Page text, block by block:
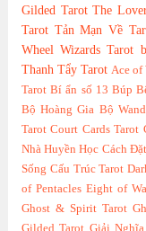
Gilded Tarot The
Tarot Tản Mạn Về
Wheel Wizards Tarot
Thanh Tẩy Tarot Ace of
Tarot Bí ẩn số 13 Búp
Bộ Hoàng Gia Bộ
Tarot Court Cards Tarot
Nhà Huyền Học Cách
Sống Cấu Trúc Tarot
of Pentacles Eight of
Ghost & Spirit Tarot
Gilded Tarot Giải